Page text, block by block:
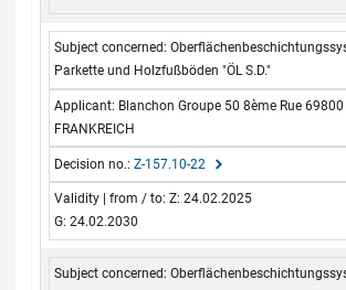
Parkette und Holzfußböden "ÖL S.D."
Blanchon Groupe 50 8ème Rue 69800
FRANKREICH
Z-157.10-22
Z: 24.02.2025
G: 24.02.2030